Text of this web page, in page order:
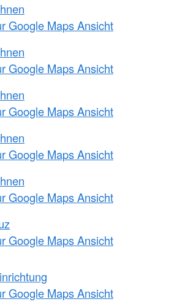
Google Maps Ansicht
Google Maps Ansicht
Google Maps Ansicht
Google Maps Ansicht
Google Maps Ansicht
Google Maps Ansicht
Google Maps Ansicht